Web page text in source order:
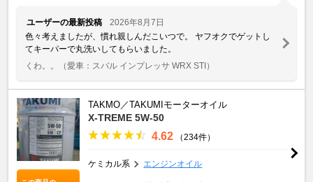
ユーザーの最新投稿
2026年8月7日
色々考えましたが、慣れ親しんだこいつで。 ヤフオクでゲットし
てキーパーで丸洗いしてもらいました。
くわ。。
（愛車：スバル インプレッサ WRX STI）
TAKMO／TAKUMIモーターオイル
X-TREME 5W-50
4.62 （234件）
ケミカル系 エンジンオイル